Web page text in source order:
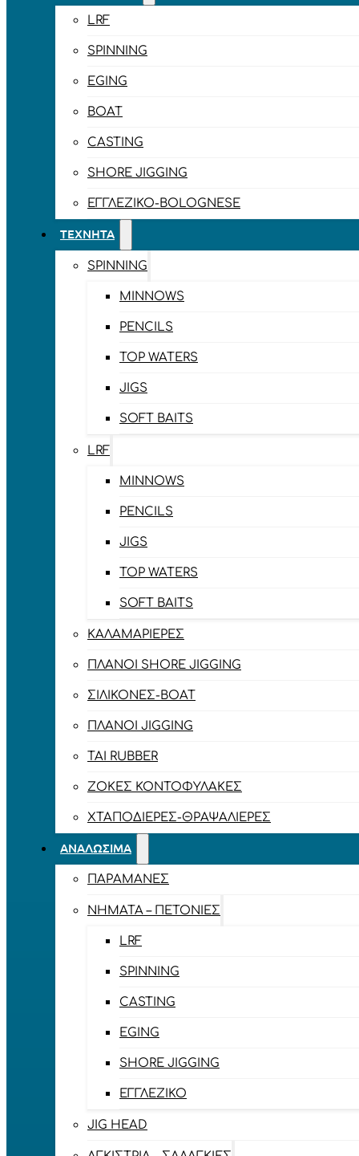
LRF
SPINNING
EGING
BOAT
CASTING
SHORE JIGGING
ΕΓΓΛΈΖΙΚΟ-BOLOGNESE
ΤΕΧΝΗΤΆ
SPINNING
MINNOWS
PENCILS
TOP WATERS
JIGS
SOFT BAITS
LRF
MINNOWS
PENCILS
JIGS
TOP WATERS
SOFT BAITS
ΚΑΛΑΜΑΡΙΈΡΕΣ
ΠΛΆΝΟΙ SHORE JIGGING
ΣΙΛΙΚΌΝΕΣ-BOAT
ΠΛΆΝΟΙ JIGGING
TAI RUBBER
ΖΌΚΕΣ ΚΟΝΤΟΦΎΛΑΚΕΣ
ΧΤΑΠΟΔΙΈΡΕΣ-ΘΡΑΨΑΛΙΈΡΕΣ
ΑΝΑΛΏΣΙΜΑ
ΠΑΡΑΜΆΝΕΣ
ΝΉΜΑΤΑ – ΠΕΤΟΝΙΈΣ
LRF
SPINNING
CASTING
EGING
SHORE JIGGING
ΕΓΓΛΈΖΙΚΟ
JIG HEAD